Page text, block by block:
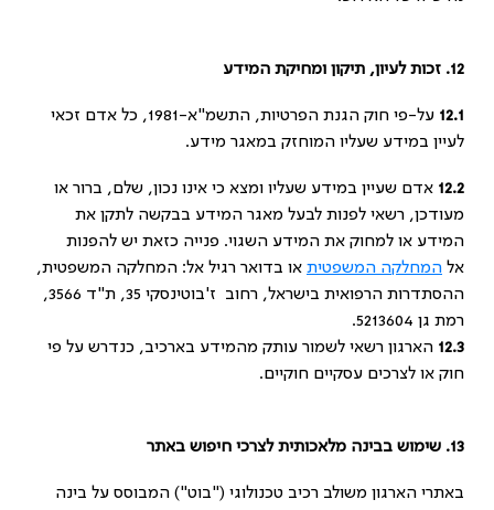
12. זכות לעיון, תיקון ומחיקת המידע
12.1
על-פי חוק הגנת הפרטיות, התשמ"א-1981, כל אדם זכאי
לעיין במידע שעליו המוחזק במאגר מידע.
12.2 אדם שעיין במידע שעליו ומצא כי אינו נכון, שלם, ברור או
מעודכן, רשאי לפנות לבעל מאגר המידע בבקשה לתקן את
המידע או למחוק את המידע השגוי. פנייה כזאת יש להפנות
אל המחלקה המשפטית או בדואר רגיל אל: המחלקה המשפטית,
ההסתדרות הרפואית בישראל, רחוב ז'בוטינסקי 35, ת"ד 3566,
רמת גן 5213604.
12.3 הארגון רשאי לשמור עותק מהמידע בארכיב, כנדרש על פי
חוק או לצרכים עסקיים חוקיים.
13. שימוש בבינה מלאכותית לצרכי חיפוש באתר
באתרי הארגון משולב רכיב טכנולוגי ("בוט") המבוסס על בינה